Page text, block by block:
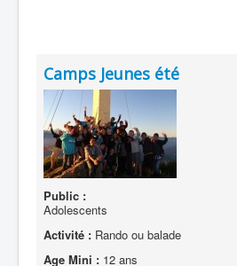
Camps Jeunes été
Public :
Adolescents
Activité : Rando ou balade
Age Mini : 12 ans